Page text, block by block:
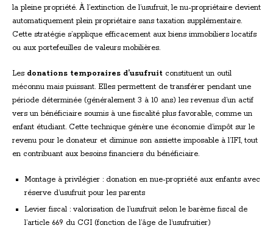
la pleine propriété. À l’extinction de l’usufruit, le nu-propriétaire devient
automatiquement plein propriétaire sans taxation supplémentaire.
Cette stratégie s’applique efficacement aux biens immobiliers locatifs
ou aux portefeuilles de valeurs mobilières.
Les donations temporaires d’usufruit constituent un outil
méconnu mais puissant. Elles permettent de transférer pendant une
période déterminée (généralement 3 à 10 ans) les revenus d’un actif
vers un bénéficiaire soumis à une fiscalité plus favorable, comme un
enfant étudiant. Cette technique génère une économie d’impôt sur le
revenu pour le donateur et diminue son assiette imposable à l’IFI, tout
en contribuant aux besoins financiers du bénéficiaire.
Montage à privilégier : donation en nue-propriété aux enfants avec
réserve d’usufruit pour les parents
Levier fiscal : valorisation de l’usufruit selon le barème fiscal de
l’article 669 du CGI (fonction de l’âge de l’usufruitier)